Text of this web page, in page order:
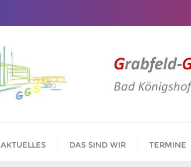
AKTUELLES DAS SIND WIR TERMINE